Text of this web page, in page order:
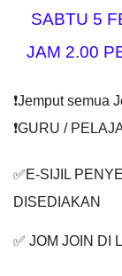
SABTU 5
JAM 2.00
❗️Jemput semua
❗️GURU /
✅E-SIJIL
DISEDIAKAN
✅ JOM JOIN DI